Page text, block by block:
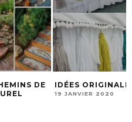
16 IDÉES LES
FAIRE UN